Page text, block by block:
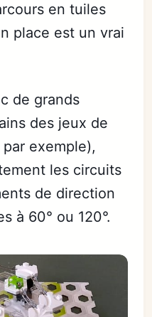
en tuiles
place est un vrai
de grands
des jeux de
exemple),
les circuits
de direction
à 60° ou 120°.